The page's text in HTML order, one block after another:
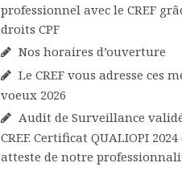
professionnel avec le CREF
droits CPF
Nos horaires d’ouverture
Le CREF vous adresse ces
voeux 2026
Audit de Surveillance
CREF. Certificat QUALIOPI
atteste de notre